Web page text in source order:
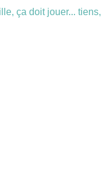
ça doit jouer... tiens,